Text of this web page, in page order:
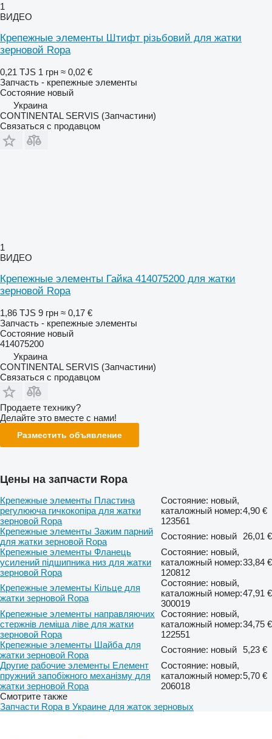
1
ВИДЕО
Крепежные элементы Штифт різьбовий для жатки
зерновой Ropa
0,21 TJS 1 грн ≈ 0,02 €
Запчасть - крепежные элементы
Состояние новый
Украина
CONTINENTAL SERVIS (Запчастини)
Связаться с продавцом
1
ВИДЕО
Крепежные элементы Гайка 414075200 для жатки
зерновой Ropa
1,86 TJS 9 грн ≈ 0,17 €
Запчасть - крепежные элементы
Состояние новый
414075200
Украина
CONTINENTAL SERVIS (Запчастини)
Связаться с продавцом
Продаете технику?
Делайте это вместе с нами!
Разместить объявление
Цены на запчасти Ropa
Крепежные элементы Пластина
регулююча гичкокопіра для жатки
зерновой Ropa
Состояние: новый,
каталожный номер:
123561
4,90 €
Крепежные элементы Зажим парний
для жатки зерновой Ropa
Состояние: новый
26,01 €
Крепежные элементы Фланець
усилений підшипника низ для жатки
зерновой Ropa
Состояние: новый,
каталожный номер:
120812
33,84 €
Крепежные элементы Кільце для
жатки зерновой Ropa
Состояние: новый,
каталожный номер:
300019
47,91 €
Крепежные элементы направляючих
стержнів леміша ліве для жатки
зерновой Ropa
Состояние: новый,
каталожный номер:
122551
34,75 €
Крепежные элементы Шайба для
жатки зерновой Ropa
Состояние: новый 5,23 €
Другие рабочие элементы Елемент
пружний запобіжного механізму для
жатки зерновой Ropa
Состояние: новый,
каталожный номер:
206018
5,70 €
Смотрите также
Запчасти Ropa в Украине для жаток зерновых